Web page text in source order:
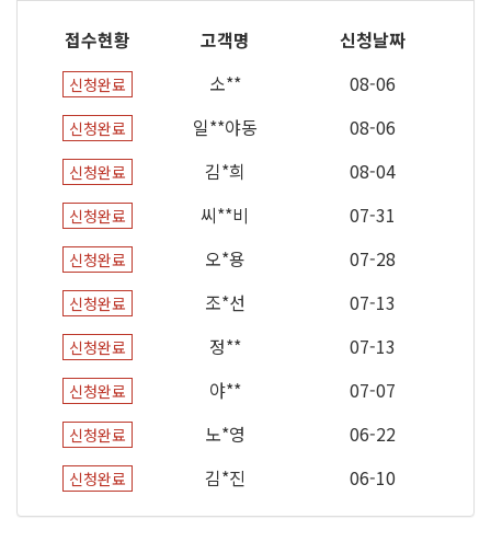
접수현황 고객명 신청날짜
신청완료 소** 08-06
신청완료 일**야동 08-06
신청완료 김*희 08-04
신청완료 씨**비 07-31
신청완료 오*용 07-28
신청완료 조*선 07-13
신청완료 정** 07-13
신청완료 야** 07-07
신청완료 노*영 06-22
신청완료 김*진 06-10